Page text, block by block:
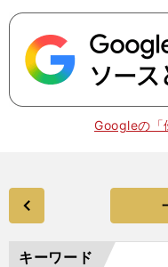
Googleの「
キーワード